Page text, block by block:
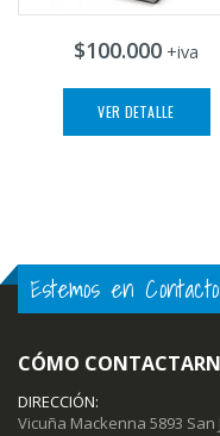
$100.000 +iva
VER DETALLE
Estemos en Contacto
CÓMO
DIRECCIÓN:
Vicuña Mackenna 5893 San